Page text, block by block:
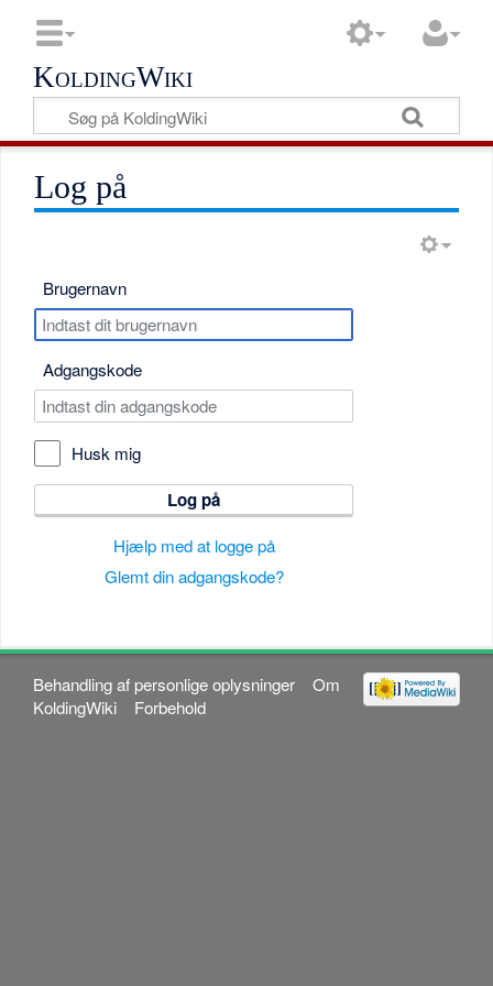
KoldingWiki
Log på
Brugernavn
Adgangskode
Husk mig
Log på
Hjælp med at logge på
Glemt din adgangskode?
Behandling af personlige oplysninger
Om
KoldingWiki
Forbehold